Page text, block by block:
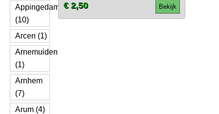
Appingedam
(10)
Arcen (1)
Arnemuiden
(1)
Arnhem
(7)
Arum (4)
Bekijk
€ 2,50